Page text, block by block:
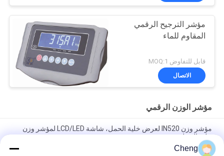
مؤشر الترجيح الرقمي
المقاوم للماء
قابل للتفاوض MOQ:1
الاتصال
مؤشر الوزن الرقمي
مؤشر وزن IN520 لعرض خلية الحمل، شاشة LCD/LED لمؤشر وزن
خلية الحمل
Cheng